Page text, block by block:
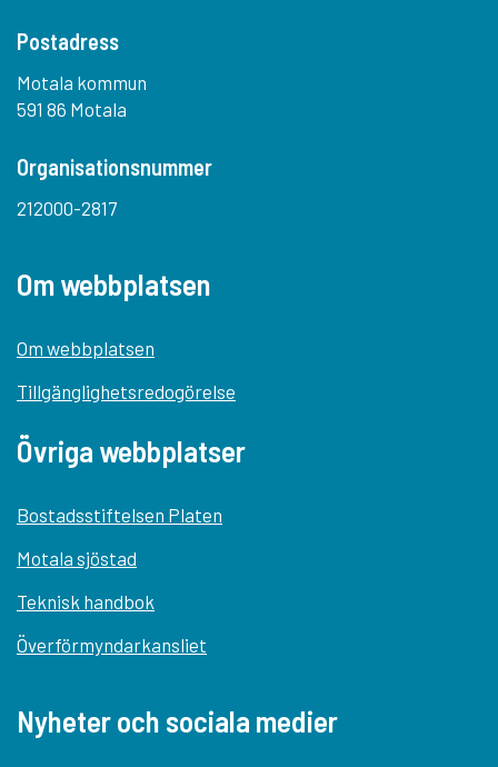
Postadress
Motala kommun
591 86 Motala
Organisationsnummer
212000-2817
Om webbplatsen
Om webbplatsen
Tillgänglighetsredogörelse
Övriga webbplatser
Bostadsstiftelsen Platen
Motala sjöstad
Teknisk handbok
Överförmyndarkansliet
Nyheter och sociala medier